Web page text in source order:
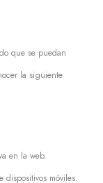
que se puedan
la siguiente
en la web.
dispositivos móviles.